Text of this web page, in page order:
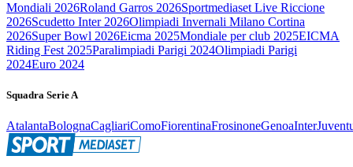
Mondiali 2026Roland Garros 2026Sportmediaset Live Riccione
2026Scudetto Inter 2026Olimpiadi Invernali Milano Cortina
2026Super Bowl 2026Eicma 2025Mondiale per club 2025EICMA
Riding Fest 2025Paralimpiadi Parigi 2024Olimpiadi Parigi
2024Euro 2024
Squadra Serie A
AtalantaBolognaCagliariComoFiorentinaFrosinoneGenoaInter